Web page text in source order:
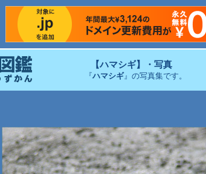
【ハマシギ】・写真
『 ハマシギ』の写真集です。